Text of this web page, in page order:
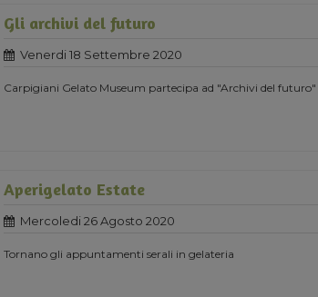
Gli archivi del futuro
Venerdi 18 Settembre 2020
Carpigiani Gelato Museum partecipa ad "Archivi del futuro"
Aperigelato Estate
Mercoledi 26 Agosto 2020
Tornano gli appuntamenti serali in gelateria